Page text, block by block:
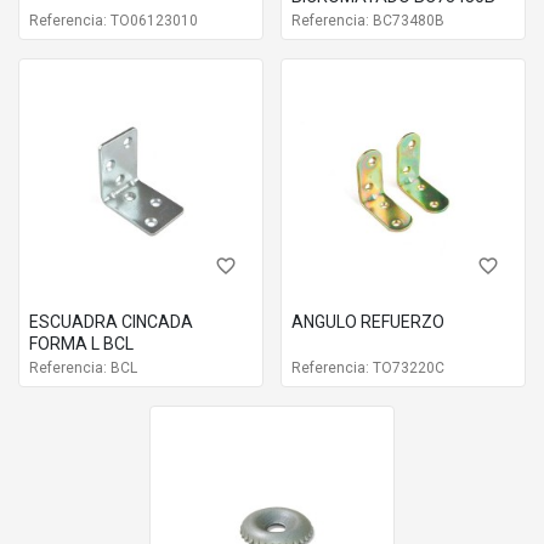
60x45x35
Materiales
Acero
Referencia: TO06123010 Referencia: BC73480B
favorite_border
ESCUADRA CINCADA
FORMA L BCL
Referencia: BCL
favorite_border
ANGULO REFUERZO
Referencia: TO73220C